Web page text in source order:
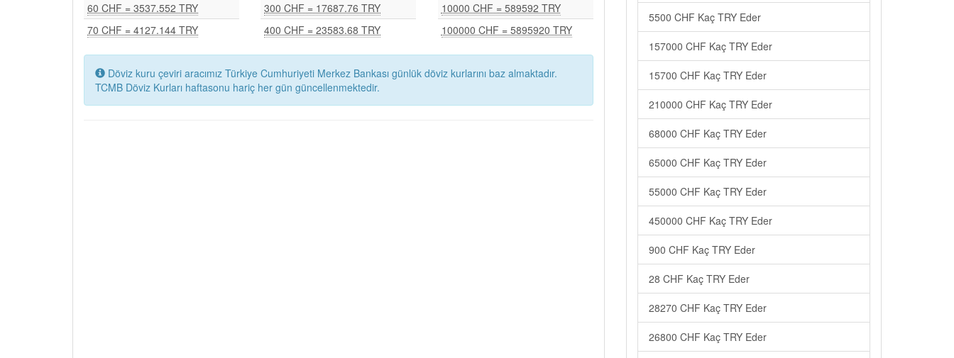
60 CHF = 3537.552 TRY
70 CHF = 4127.144 TRY
300 CHF = 17687.76 TRY
400 CHF = 23583.68 TRY
10000 CHF = 589592 TRY
100000 CHF = 5895920 TRY
Döviz kuru çeviri aracımız Türkiye Cumhuriyeti Merkez Bankası günlük döviz kurlarını baz almaktadır.
TCMB Döviz Kurları haftasonu hariç her gün güncellenmektedir.
5500 CHF Kaç TRY Eder
157000 CHF Kaç TRY Eder
15700 CHF Kaç TRY Eder
210000 CHF Kaç TRY Eder
68000 CHF Kaç TRY Eder
65000 CHF Kaç TRY Eder
55000 CHF Kaç TRY Eder
450000 CHF Kaç TRY Eder
900 CHF Kaç TRY Eder
28 CHF Kaç TRY Eder
28270 CHF Kaç TRY Eder
26800 CHF Kaç TRY Eder